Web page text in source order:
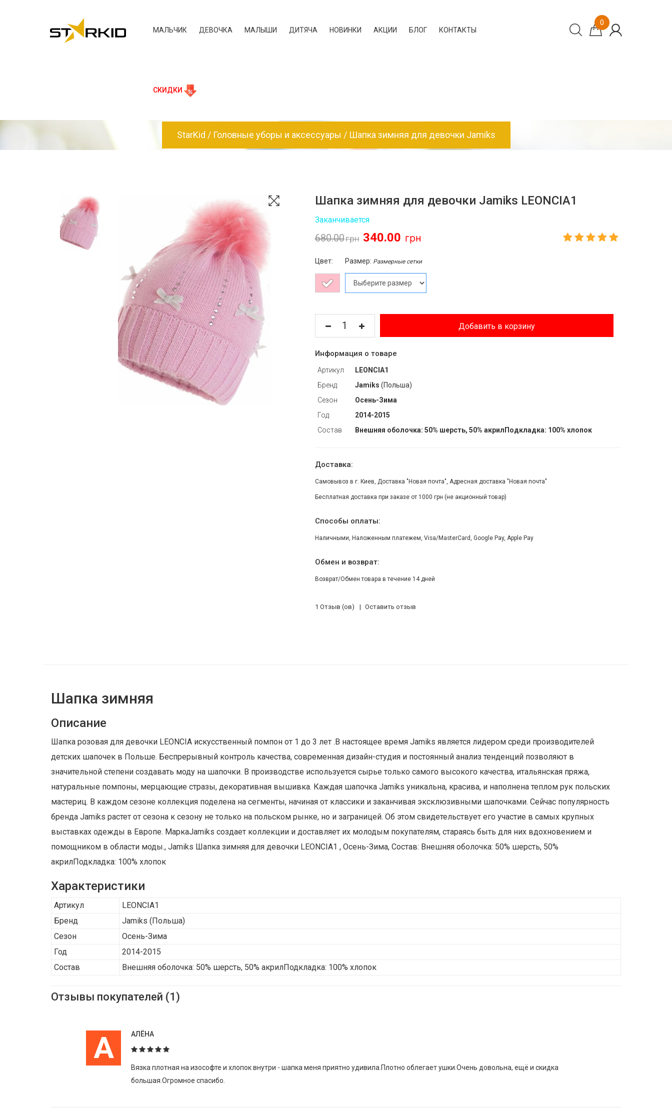
МАЛЬЧИК ДЕВОЧКА МАЛЫШИ ДИТЯЧА НОВИНКИ АКЦИИ БЛОГ КОНТАКТЫ
СКИДКИ
0
StarKid Головные уборы и аксессуары Шапка зимняя для девочки Jamiks
Шапка зимняя для девочки Jamiks LEONCIA1
Заканчивается
680.00 340.00
Цвет: Размер: Размерные сетки
Добавить в корзину
Информация о товаре
Артикул
LEONCIA1
Бренд
Jamiks (Польша)
Сезон
Осень-Зима
Год
2014-2015
Состав
Внешняя оболочка: 50% шерсть, 50% акрилПодкладка: 100% хлопок
Доставка:
Самовывоз в г. Киев, Доставка "Новая почта", Адресная доставка "Новая почта"
Бесплатная доставка при заказе от 1000 грн (не акционный товар)
Способы оплаты:
Наличными, Наложенным платежем, Visa/MasterCard, Google Pay, Apple Pay
Обмен и возврат:
Возврат/Обмен товара в течение 14 дней
1 Отзыв (ов) Оставить отзыв
Шапка зимняя
Описание
Шапка розовая для девочки LEONCIA искусственный помпон от 1 до 3 лет .В настоящее время Jamiks является лидером среди производителей
детских шапочек в Польше. Беспрерывный контроль качества, современная дизайн-студия и постоянный анализ тенденций позволяют в
значительной степени создавать моду на шапочки. В производстве используется сырье только самого высокого качества, итальянская пряжа,
натуральные помпоны, мерцающие стразы, декоративная вышивка. Каждая шапочка Jamiks уникальна, красива, и наполнена теплом рук польских
мастериц. В каждом сезоне коллекция поделена на сегменты, начиная от классики и заканчивая эксклюзивными шапочками. Сейчас популярность
бренда Jamiks растет от сезона к сезону не только на польском рынке, но и заграницей. Об этом свидетельствует его участие в самых крупных
выставках одежды в Европе. МаркаJamiks создает коллекции и доставляет их молодым покупателям, стараясь быть для них вдохновением и
помощником в области моды., Jamiks Шапка зимняя для девочки LEONCIA1 , Осень-Зима, Состав: Внешняя оболочка: 50% шерсть, 50%
акрилПодкладка: 100% хлопок
Характеристики
Артикул
LEONCIA1
Бренд
Jamiks (Польша)
Сезон
Осень-Зима
Год
2014-2015
Состав
Внешняя оболочка: 50% шерсть, 50% акрилПодкладка: 100% хлопок
Отзывы покупателей (1)
А АЛЁНА
Вязка плотная на изософте и хлопок внутри - шапка меня приятно удивила.Плотно облегает ушки.Очень довольна, ещё и скидка
большая.Огромное спасибо.